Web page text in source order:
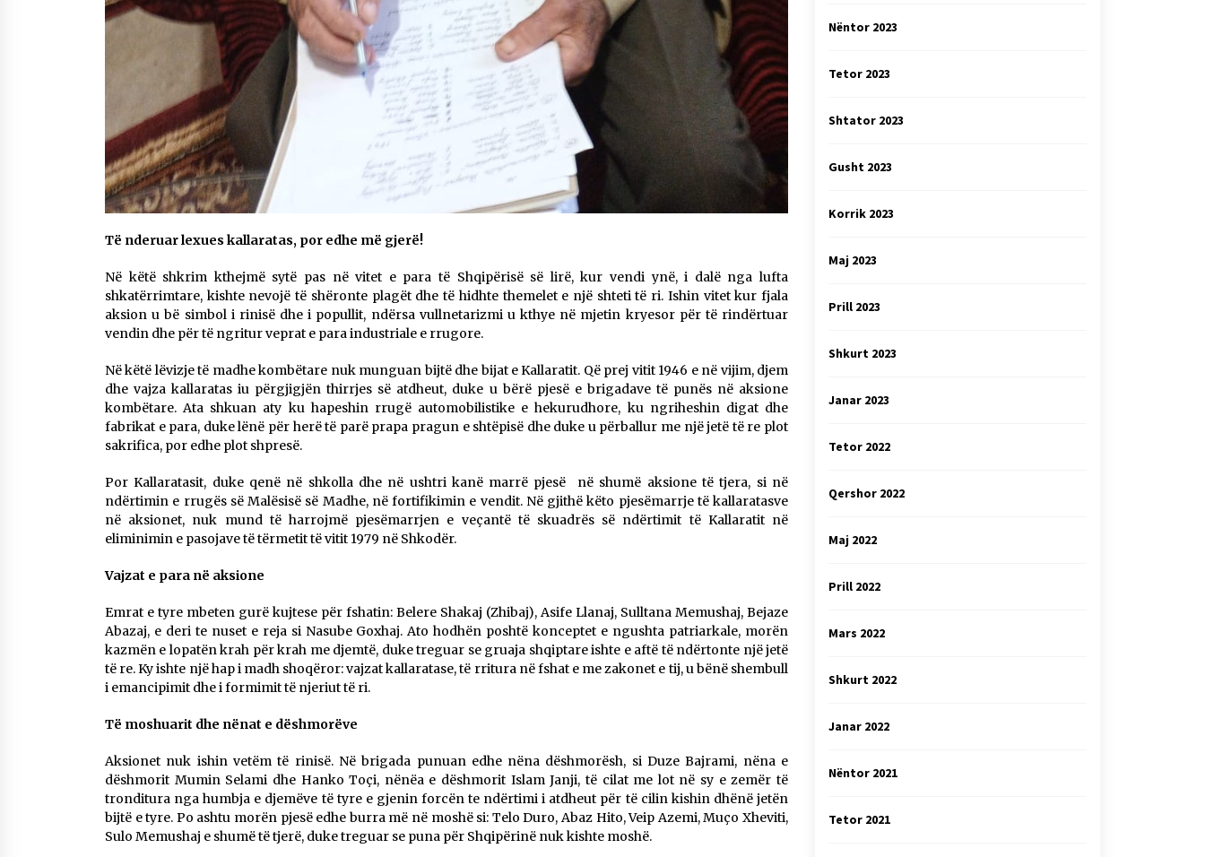
Të nderuar lexues kallaratas, por edhe më gjerë!
Në këtë shkrim kthejmë sytë pas në vitet e para të Shqipërisë së lirë, kur vendi ynë, i dalë nga lufta
shkatërrimtare, kishte nevojë të shëronte plagët dhe të hidhte themelet e një shteti të ri. Ishin vitet kur fjala
aksion u bë simbol i rinisë dhe i popullit, ndërsa vullnetarizmi u kthye në mjetin kryesor për të rindërtuar
vendin dhe për të ngritur veprat e para industriale e rrugore.
Në këtë lëvizje të madhe kombëtare nuk munguan bijtë dhe bijat e Kallaratit. Që prej vitit 1946 e në vijim, djem
dhe vajza kallaratas iu përgjigjën thirrjes së atdheut, duke u bërë pjesë e brigadave të punës në aksione
kombëtare. Ata shkuan aty ku hapeshin rrugë automobilistike e hekurudhore, ku ngriheshin digat dhe
fabrikat e para, duke lënë për herë të parë prapa pragun e shtëpisë dhe duke u përballur me një jetë të re plot
sakrifica, por edhe plot shpresë.
Por Kallaratasit, duke qenë në shkolla dhe në ushtri kanë marrë pjesë në shumë aksione të tjera, si në
ndërtimin e rrugës së Malësisë së Madhe, në fortifikimin e vendit. Në gjithë këto pjesëmarrje të kallaratasve
në aksionet, nuk mund të harrojmë pjesëmarrjen e veçantë të skuadrës së ndërtimit të Kallaratit në
eliminimin e pasojave të tërmetit të vitit 1979 në Shkodër.
Vajzat e para në aksione
Emrat e tyre mbeten gurë kujtese për fshatin: Belere Shakaj (Zhibaj), Asife Llanaj, Sulltana Memushaj, Bejaze
Abazaj, e deri te nuset e reja si Nasube Goxhaj. Ato hodhën poshtë konceptet e ngushta patriarkale, morën
kazmën e lopatën krah për krah me djemtë, duke treguar se gruaja shqiptare ishte e aftë të ndërtonte një jetë
të re. Ky ishte një hap i madh shoqëror: vajzat kallaratase, të rritura në fshat e me zakonet e tij, u bënë shembull
i emancipimit dhe i formimit të njeriut të ri.
Të moshuarit dhe nënat e dëshmorëve
Aksionet nuk ishin vetëm të rinisë. Në brigada punuan edhe nëna dëshmorësh, si Duze Bajrami, nëna e
dëshmorit Mumin Selami dhe Hanko Toçi, nënëa e dëshmorit Islam Janji, të cilat me lot në sy e zemër të
tronditura nga humbja e djemëve të tyre e gjenin forcën te ndërtimi i atdheut për të cilin kishin dhënë jetën
bijtë e tyre. Po ashtu morën pjesë edhe burra më në moshë si: Telo Duro, Abaz Hito, Veip Azemi, Muço Xheviti,
Sulo Memushaj e shumë të tjerë, duke treguar se puna për Shqipërinë nuk kishte moshë.
Nëntor 2023
Tetor 2023
Shtator 2023
Gusht 2023
Korrik 2023
Maj 2023
Prill 2023
Shkurt 2023
Janar 2023
Tetor 2022
Qershor 2022
Maj 2022
Prill 2022
Mars 2022
Shkurt 2022
Janar 2022
Nëntor 2021
Tetor 2021